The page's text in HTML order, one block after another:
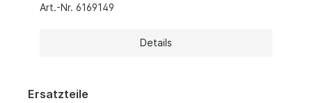
Art.-Nr. 6169149
Details
Ersatzteile